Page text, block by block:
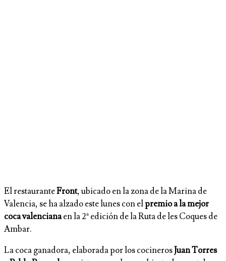
El restauranteFront, ubicado en la zona de la Marina de
Valencia, se ha alzado este lunes con elpremio a la mejor
coca valencianaen la 2ª edición de la Ruta de les Coques de
Ambar.
La coca ganadora, elaborada por los cocinerosJuan Torres